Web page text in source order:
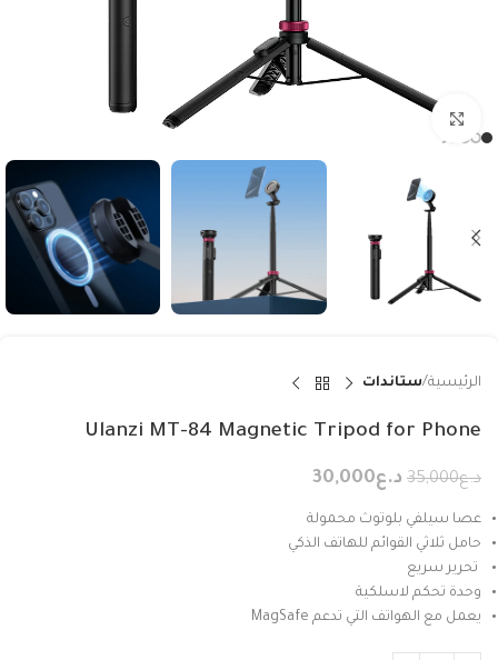
الرئيسية ستاندات
Ulanzi MT-84 Magnetic Tripod for Phone
د.ع35,000 د.ع30,000
عصا سيلفي بلوتوث محمولة
حامل ثلاثي القوائم للهاتف الذكي
تحرير سريع
وحدة تحكم لاسلكية
يعمل مع الهواتف التي تدعم MagSafe